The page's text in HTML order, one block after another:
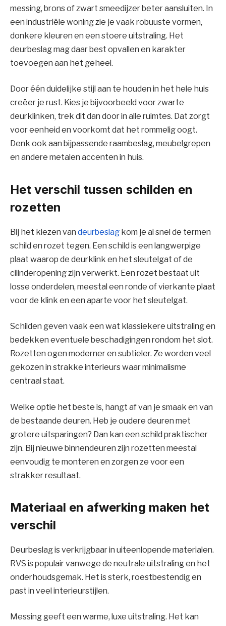
messing, brons of zwart smeedijzer beter aansluiten. In
een industriële woning zie je vaak robuuste vormen,
donkere kleuren en een stoere uitstraling. Het
deurbeslag mag daar best opvallen en karakter
toevoegen aan het geheel.
Door één duidelijke stijl aan te houden in het hele huis
creëer je rust. Kies je bijvoorbeeld voor zwarte
deurklinken, trek dit dan door in alle ruimtes. Dat zorgt
voor eenheid en voorkomt dat het rommelig oogt.
Denk ook aan bijpassende raambeslag, meubelgrepen
en andere metalen accenten in huis.
Het verschil tussen schilden en
rozetten
Bij het kiezen van deurbeslag kom je al snel de termen
schild en rozet tegen. Een schild is een langwerpige
plaat waarop de deurklink en het sleutelgat of de
cilinderopening zijn verwerkt. Een rozet bestaat uit
losse onderdelen, meestal een ronde of vierkante plaat
voor de klink en een aparte voor het sleutelgat.
Schilden geven vaak een wat klassiekere uitstraling en
bedekken eventuele beschadigingen rondom het slot.
Rozetten ogen moderner en subtieler. Ze worden veel
gekozen in strakke interieurs waar minimalisme
centraal staat.
Welke optie het beste is, hangt af van je smaak en van
de bestaande deuren. Heb je oudere deuren met
grotere uitsparingen? Dan kan een schild praktischer
zijn. Bij nieuwe binnendeuren zijn rozetten meestal
eenvoudig te monteren en zorgen ze voor een
strakker resultaat.
Materiaal en afwerking maken het
verschil
Deurbeslag is verkrijgbaar in uiteenlopende materialen.
RVS is populair vanwege de neutrale uitstraling en het
onderhoudsgemak. Het is sterk, roestbestendig en
past in veel interieurstijlen.
Messing geeft een warme, luxe uitstraling. Het kan